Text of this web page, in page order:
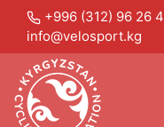
+996 (312) 96 26
info@velosport.kg